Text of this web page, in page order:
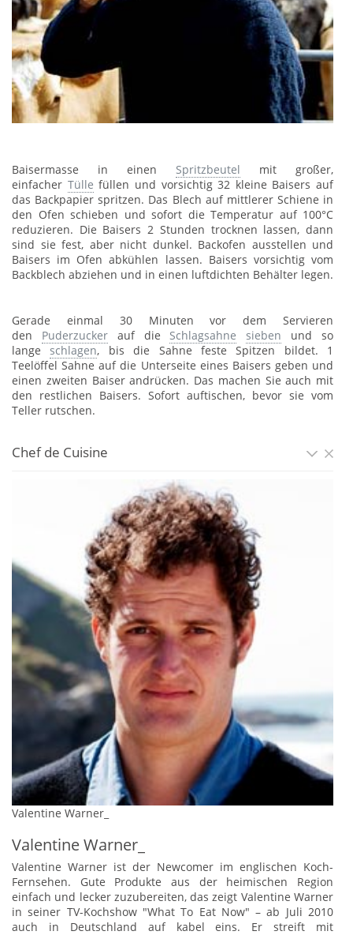
Baisermasse in einen Spritzbeutel mit großer,
einfacher Tülle füllen und vorsichtig 32 kleine Baisers auf
das Backpapier spritzen. Das Blech auf mittlerer Schiene in
den Ofen schieben und sofort die Temperatur auf 100°C
reduzieren. Die Baisers 2 Stunden trocknen lassen, dann
sind sie fest, aber nicht dunkel. Backofen ausstellen und
Baisers im Ofen abkühlen lassen. Baisers vorsichtig vom
Backblech abziehen und in einen luftdichten Behälter legen.
Gerade einmal 30 Minuten vor dem Servieren
den Puderzuckerauf die Schlagsahne sieben und so
langeschlagen, bis die Sahne feste Spitzen bildet. 1
Teelöffel Sahne auf die Unterseite eines Baisers geben und
einen zweiten Baiser andrücken. Das machen Sie auch mit
den restlichen Baisers. Sofort auftischen, bevor sie vom
Teller rutschen.
Chef de Cuisine
Valentine Warner_
Valentine Warner_
Valentine Warner ist der Newcomer im englischen Koch-
Fernsehen. Gute Produkte aus der heimischen Region
einfach und lecker zuzubereiten, das zeigt Valentine Warner
in seiner TV-Kochshow "What To Eat Now" – ab Juli 2010
auch in Deutschland auf kabel eins. Er streift mit